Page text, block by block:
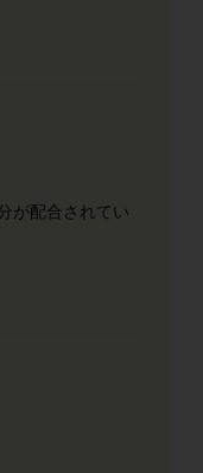
が配合されてい